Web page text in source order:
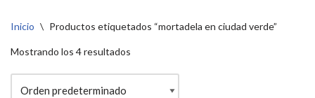
Inicio \ Productos etiquetados “mortadela en ciudad verde”
Mostrando los 4 resultados